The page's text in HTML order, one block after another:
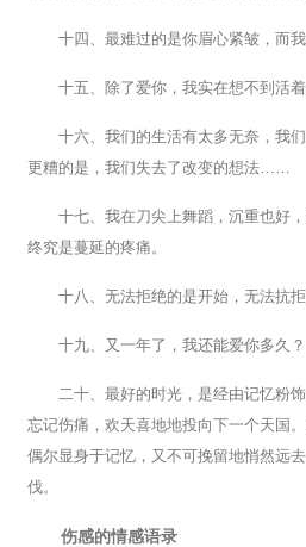
十四、最难过的是你眉心紧皱，而
十五、除了爱你，我实在想不到活着
十六、我们的生活有太多无奈，我
更糟的是，我们失去了改变的想法……
十七、我在刀尖上舞蹈，沉重也好
终究是蔓延的疼痛。
十八、无法拒绝的是开始，无法抗拒
十九、又一年了，我还能爱你多久？
二十、最好的时光，是经由记忆粉
忘记伤痛，欢天喜地地投向下一个天国
偶尔显身于记忆，又不可挽留地悄然远
伐。
伤感的情感语录